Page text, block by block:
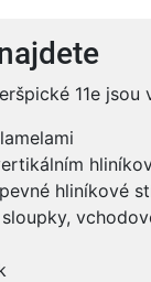
11e
hliníkové